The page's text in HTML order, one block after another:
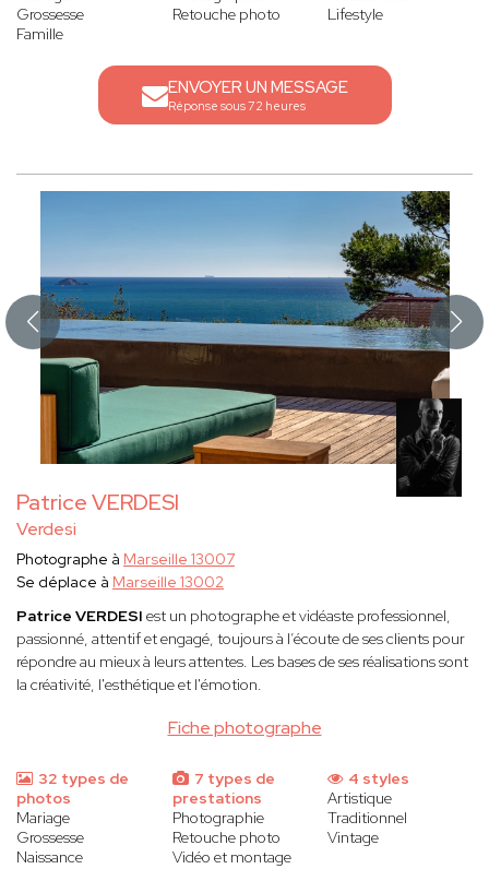
Grossesse
Famille
Retouche photo
Lifestyle
ENVOYER UN MESSAGE
Réponse sous 72 heures
Patrice VERDESI
Verdesi
Fiche photographe
Photographe à Marseille 13007
Se déplace à Marseille 13002
Patrice VERDESI est un photographe et vidéaste professionnel,
passionné, attentif et engagé, toujours à l’écoute de ses clients pour
répondre au mieux à leurs attentes. Les bases de ses réalisations sont
la créativité, l'esthétique et l'émotion.
32 types de
photos
Mariage
Grossesse
Naissance
7 types de
prestations
Photographie
Retouche photo
Vidéo et montage
4 styles
Artistique
Traditionnel
Vintage